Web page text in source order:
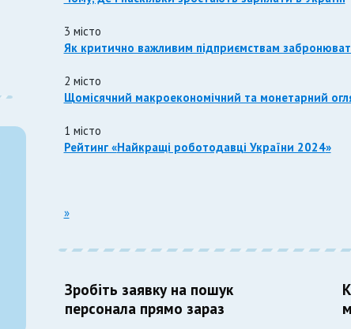
3 місто
Як критично важливим підприємствам
2 місто
Щомісячний макроекономічний та монетарний
1 місто
Рейтинг «Найкращі роботодавці України 2024»
»
Зробіть заявку на пошук
персонала прямо зараз